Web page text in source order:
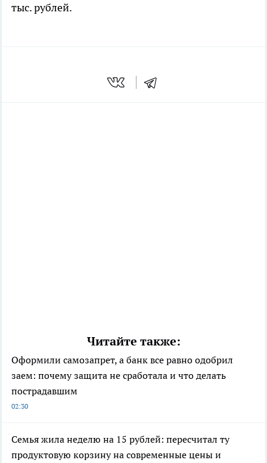
тыс. рублей.
Читайте также:
Оформили самозапрет, а банк все равно одобрил
заем: почему защита не сработала и что делать
пострадавшим
02:30
Семья жила неделю на 15 рублей: пересчитал ту
продуктовую корзину на современные цены и